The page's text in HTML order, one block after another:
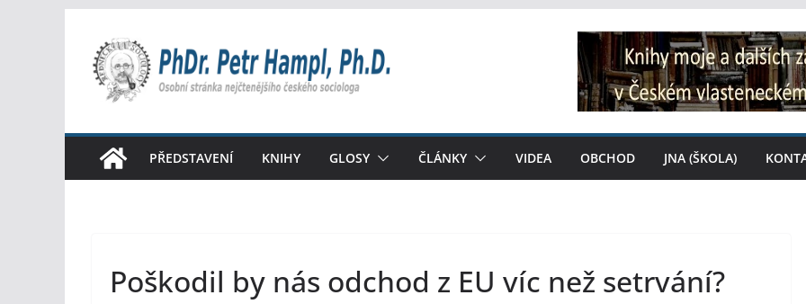
obsah
PŘEDSTAVENÍ KNIHY GLOSY ČLÁNKY VIDEA OBCHOD JNA (ŠKOLA)
Poškodil by nás odchod z EU víc než setrvání?